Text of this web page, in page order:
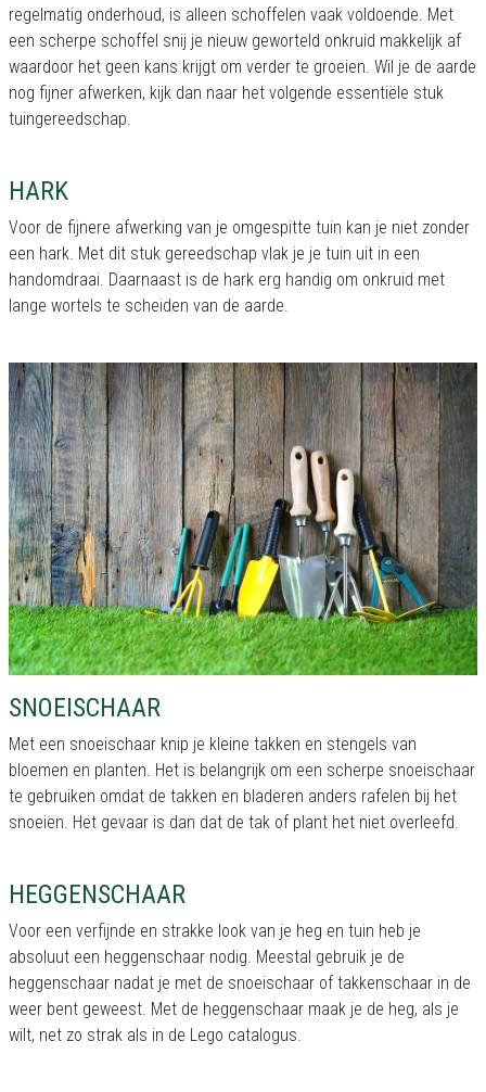
regelmatig onderhoud, is alleen schoffelen vaak voldoende. Met
een scherpe schoffel snij je nieuw geworteld onkruid makkelijk af
waardoor het geen kans krijgt om verder te groeien. Wil je de aarde
nog fijner afwerken, kijk dan naar het volgende essentiële stuk
tuingereedschap.
HARK
Voor de fijnere afwerking van je omgespitte tuin kan je niet zonder
een hark. Met dit stuk gereedschap vlak je je tuin uit in een
handomdraai. Daarnaast is de hark erg handig om onkruid met
lange wortels te scheiden van de aarde.
SNOEISCHAAR
Met een snoeischaar knip je kleine takken en stengels van
bloemen en planten. Het is belangrijk om een scherpe snoeischaar
te gebruiken omdat de takken en bladeren anders rafelen bij het
snoeien. Het gevaar is dan dat de tak of plant het niet overleefd.
HEGGENSCHAAR
Voor een verfijnde en strakke look van je heg en tuin heb je
absoluut een heggenschaar nodig. Meestal gebruik je de
heggenschaar nadat je met de snoeischaar of takkenschaar in de
weer bent geweest. Met de heggenschaar maak je de heg, als je
wilt, net zo strak als in de Lego catalogus.